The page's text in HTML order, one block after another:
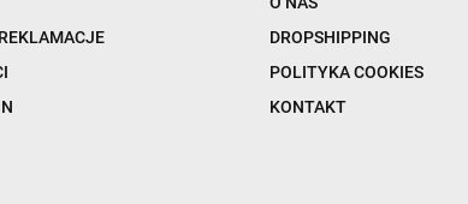
DROPSHIPPING
POLITYKA COOKIES
KONTAKT